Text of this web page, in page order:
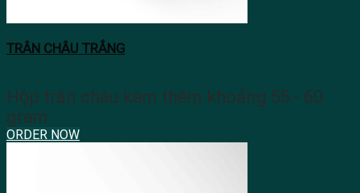
TRÂN CHÂU TRẮNG
Hộp trân châu kèm thêm khoảng 55 - 60
gram
ORDER NOW